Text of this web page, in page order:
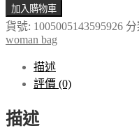
容
量
旅
包
可
加入購物車
貨號: 1005005143595926 分
woman bag
描述
評價 (0)
描述